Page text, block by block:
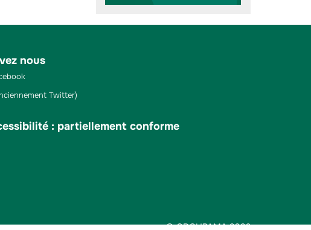
nous
Twitter)
: partiellement conforme
© GROUPAMA 2026